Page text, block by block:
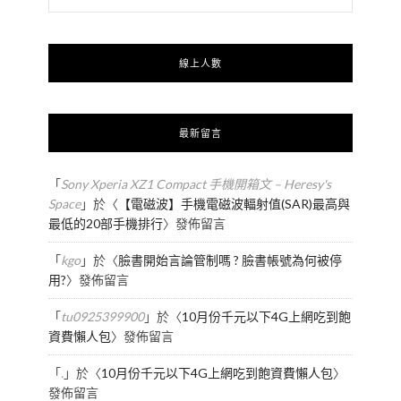
線上人數
最新留言
「Sony Xperia XZ1 Compact 手機開箱文 – Heresy's
Space」於〈 【電磁波】手機電磁波輻射值(SAR)最高與
最低的20部手機排行〉發佈留言
「kgo」於〈臉書開始言論管制嗎 ? 臉書帳號為何被停
用?〉發佈留言
「tu0925399900」於〈10月份千元以下4G上網吃到飽
資費懶人包〉發佈留言
「.」於〈10月份千元以下4G上網吃到飽資費懶人包〉
發佈留言